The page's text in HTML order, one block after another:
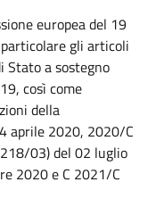
europea del 19
gli articoli
Stato a sostegno
così come
della
aprile 2020, 2020/C
03) del 02 luglio
2020 e C 2021/C